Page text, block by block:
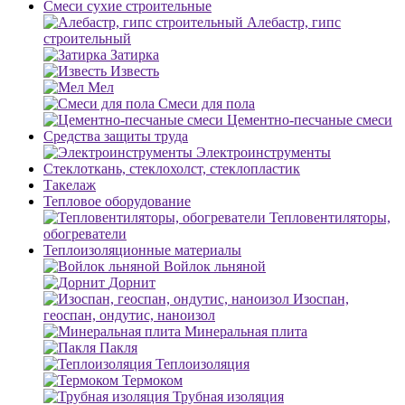
Смеси сухие строительные
Алебастр, гипс
строительный
Затирка
Известь
Мел
Смеси для пола
Цементно-песчаные смеси
Средства защиты труда
Электроинструменты
Стеклоткань, стеклохолст, стеклопластик
Такелаж
Тепловое оборудование
Тепловентиляторы,
обогреватели
Теплоизоляционные материалы
Войлок льняной
Дорнит
Изоспан,
геоспан, ондутис, наноизол
Минеральная плита
Пакля
Теплоизоляция
Термоком
Трубная изоляция